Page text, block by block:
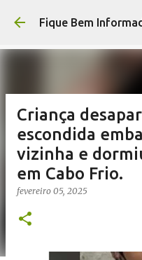
Pular para o
Fique Bem
Criança
escondida
vizinha e
em Cabo Frio.
fevereiro 05, 2025